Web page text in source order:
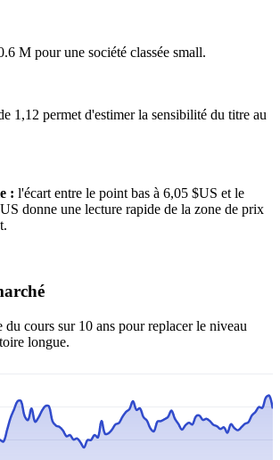
M pour une société classée small.
1,12 permet d'estimer la sensibilité du titre au
: l'écart entre le point bas à 6,05 $US et le
donne une lecture rapide de la zone de prix
cours sur 10 ans pour replacer le niveau
longue.